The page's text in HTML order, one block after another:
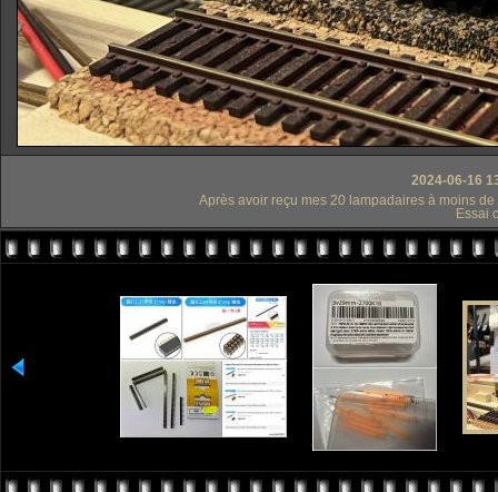
2024-06-16
Après avoir reçu mes 20 lampadaires à moins
Essai